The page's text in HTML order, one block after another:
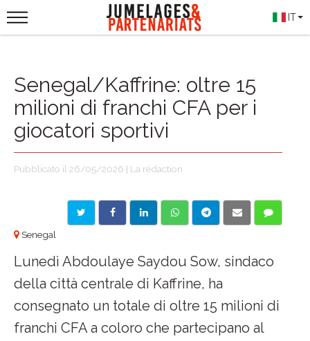
IT
Senegal/Kaffrine: oltre 15
milioni di franchi CFA per i
giocatori sportivi
Pubblicato il 26/05/2026 | La rédaction
Senegal
Lunedì Abdoulaye Saydou Sow, sindaco
della città centrale di Kaffrine, ha
consegnato un totale di oltre 15 milioni di
franchi CFA a coloro che partecipano al